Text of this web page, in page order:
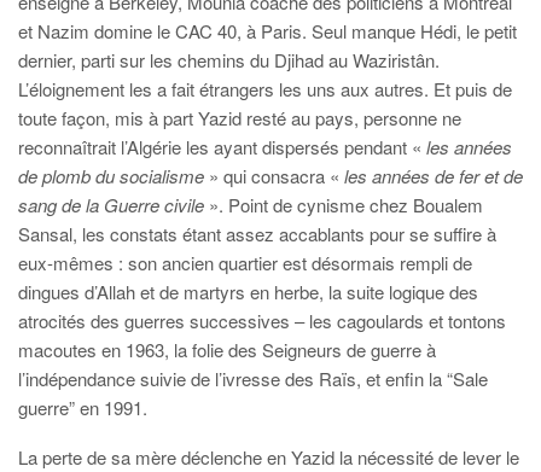
et Nazim domine le CAC 40, à Paris. Seul manque Hédi, le petit
dernier, parti sur les chemins du Djihad au Waziristân.
L’éloignement les a fait étrangers les uns aux autres. Et puis de
toute façon, mis à part Yazid resté au pays, personne ne
reconnaîtrait l’Algérie les ayant dispersés pendant « les années
de plomb du socialisme » qui consacra « les années de fer et de
sang de la Guerre civile ». Point de cynisme chez Boualem
Sansal, les constats étant assez accablants pour se suffire à
eux-mêmes : son ancien quartier est désormais rempli de
dingues d’Allah et de martyrs en herbe, la suite logique des
atrocités des guerres successives – les cagoulards et tontons
macoutes en 1963, la folie des Seigneurs de guerre à
l’indépendance suivie de l’ivresse des Raïs, et enfin la “Sale
guerre” en 1991.
La perte de sa mère déclenche en Yazid la nécessité de lever le